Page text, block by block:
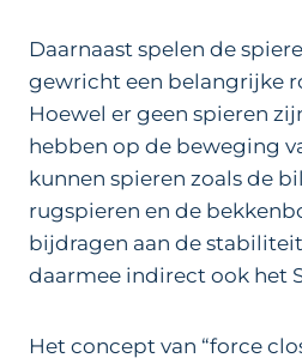
Daarnaast spelen de
gewricht een belangrijke
Hoewel er geen spieren
hebben op de beweging
kunnen spieren zoals de
rugspieren en de
bijdragen aan de
daarmee indirect ook het
Het concept van “force